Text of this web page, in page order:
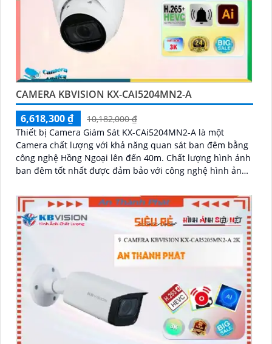
CAMERA KBVISION KX-CAI5204MN2-A
6,618,300 ₫
10,182,000 ₫
Thiết bị Camera Giám Sát KX-CAi5204MN2-A là một
Camera chất lượng với khả năng quan sát ban đêm bằng
công nghệ Hồng Ngoại lên đến 40m. Chất lượng hình ảnh
ban đêm tốt nhất được đảm bảo với công nghệ hình ảnh